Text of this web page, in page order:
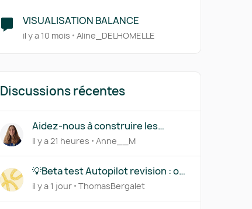
VISUALISATION BALANCE
il y a 10 mois Aline_DELHOMELLE
Discussions récentes
Aidez-nous à construire les
immobilisations par composants
il y a 21 heures Anne__M
💡Beta test Autopilot revision : on
a besoin de vous !
il y a 1 jour ThomasBergalet